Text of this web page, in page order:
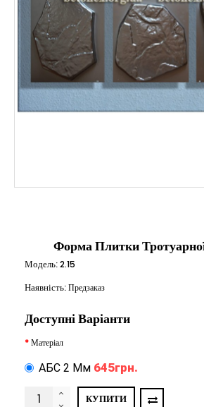
Форма Плитки
Модель:2.15
Наявність:Предзаказ
Доступні Варіанти
Матеріал
АБС 2 Мм 645грн.
КУПИТИ